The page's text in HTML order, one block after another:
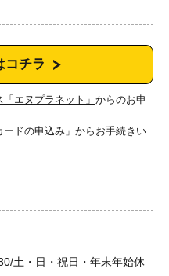
コチラ
エヌプラネット」 からのお申
ードの申込み」からお手続きい
土・日・祝日・年末年始休